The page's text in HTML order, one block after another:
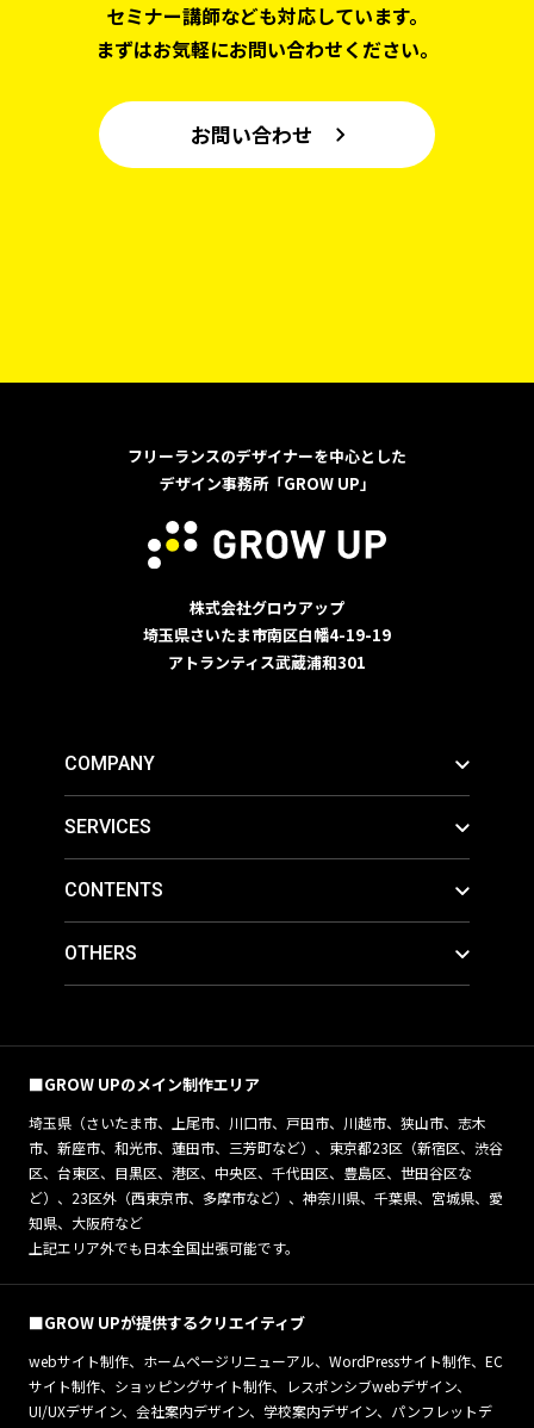
セミナー講師なども対応しています。
まずはお気軽にお問い合わせください。
お問い合わせ
フリーランスのデザイナーを中心とした
デザイン事務所「GROW UP」
株式会社グロウアップ
埼玉県さいたま市南区白幡4-19-19
アトランティス武蔵浦和301
COMPANY
SERVICES
CONTENTS
OTHERS
■GROW UPのメイン制作エリア
埼玉県（さいたま市、上尾市、川口市、戸田市、川越市、狭山市、志木
市、新座市、和光市、蓮田市、三芳町など）、東京都23区（新宿区、渋谷
区、台東区、目黒区、港区、中央区、千代田区、豊島区、世田谷区な
ど）、23区外（西東京市、多摩市など）、神奈川県、千葉県、宮城県、愛
知県、大阪府など
上記エリア外でも日本全国出張可能です。
■GROW UPが提供するクリエイティブ
webサイト制作、ホームページリニューアル、WordPressサイト制作、EC
サイト制作、ショッピングサイト制作、レスポンシブwebデザイン、
UI/UXデザイン、会社案内デザイン、学校案内デザイン、パンフレットデ